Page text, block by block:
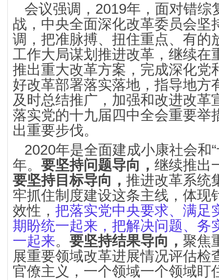
会议强调，2019年，面对错综
战，中央全面深化改革委员会坚
调，把准脉搏、扭住重点、有的
工作大局谋划推进改革，继续在
推出重大改革方案，完成深化党
好改革部署落实落地，指导地方
及时总结推广，加强和改进改革
落实党的十九届四中全会重要举
出重要步伐。
2020年是全面建成小康社会和
年。 要坚持问题导向， 继续推出
要坚持目标导向， 推进改革系统
牢抓住制度建设这条主线，体现
效性， 把落实党中央要求、满足
期盼统一起来，把解决问题、务
一起来。 要坚持结果导向， 聚焦
展重要领域改革进展情况评估检
官僚主义，一个领域一个领域盯